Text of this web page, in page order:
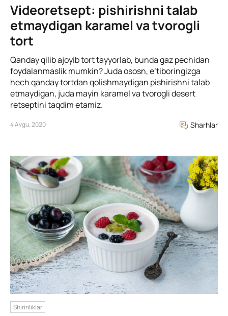
Videoretsept: pishirishni talab
etmaydigan karamel va tvorogli
tort
Qanday qilib ajoyib tort tayyorlab, bunda gaz pechidan
foydalanmaslik mumkin? Juda ososn, e’tiboringizga
hech qanday tortdan qolishmaydigan pishirishni talab
etmaydigan, juda mayin karamel va tvorogli desert
retseptini taqdim etamiz.
4 Avgu, 2020 Sharhlar
Shirinliklar